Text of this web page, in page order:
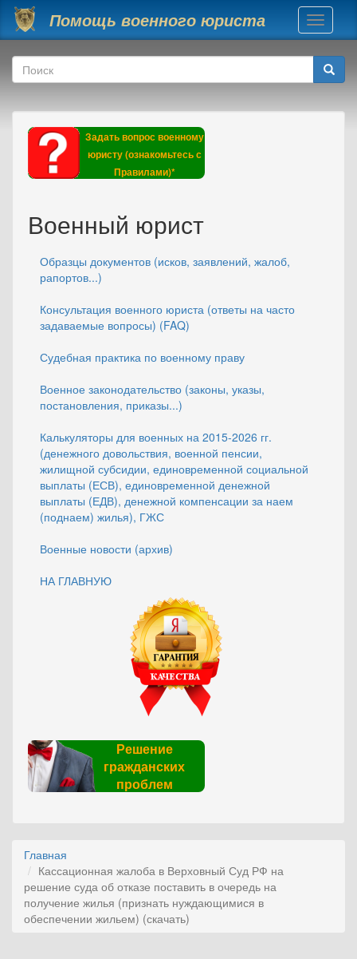
Перейти к основному содержанию
Помощь военного юриста
Toggle
Форма поиска
Поиск
Задать вопрос военному
юристу (ознакомьтесь с
Правилами)*
Военный юрист
Образцы документов (исков, заявлений, жалоб,
рапортов...)
Консультация военного юриста (ответы на часто
задаваемые вопросы) (FAQ)
Судебная практика по военному праву
Военное законодательство (законы, указы,
постановления, приказы...)
Калькуляторы для военных на 2015-2026 гг.
(денежного довольствия, военной пенсии,
жилищной субсидии, единовременной социальной
выплаты (ЕСВ), единовременной денежной
выплаты (ЕДВ), денежной компенсации за наем
(поднаем) жилья), ГЖС
Военные новости (архив)
НА ГЛАВНУЮ
Решение
гражданских
проблем
Главная
Кассационная жалоба в Верховный Суд РФ на
решение суда об отказе поставить в очередь на
получение жилья (признать нуждающимися в
обеспечении жильем) (скачать)